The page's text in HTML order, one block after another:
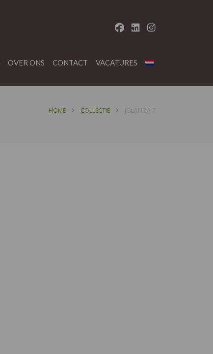
OVER ONS CONTACT VACATURES
HOME COLLECTIE JOLANDA 7